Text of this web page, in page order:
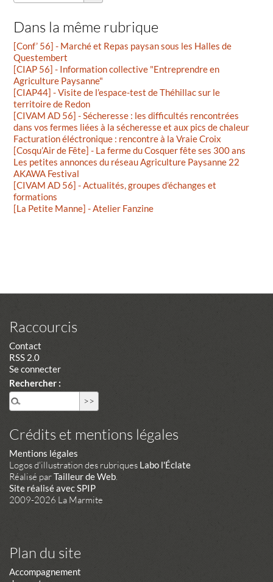
Dans la même rubrique
[Conf’ 56] - Marché et Repas paysan sous les Halles de
Questembert
[CIAP 56] - Information collective "Entreprendre en
Agriculture Paysanne"
[CIAP44] - Visite de l’espace-test de Théhillac sur le
territoire de Redon
[CIVAM AD 56] - Sécheresse : les difficultés rencontrées
dans vos fermes liées à la sécheresse et aux pics de chaleur
Facturation éléctronique : rencontre à la Vraie Croix
[Cosqu’Air de Fête] - La ferme du Cosquer fête ses 300 ans
Les petites annonces du réseau Agriculture Paysanne 22
AKAWA Festival
[CIVAM AD 56] - Actualités, groupes d’échanges et
formations
[La Petite Manne] - Atelier Fanzine
Raccourcis
Contact
RSS 2.0
Se connecter
Rechercher :
Crédits et mentions légales
Mentions légales
Logos d'illustration des rubriques Labo l'Éclate
Réalisé parTailleur de Web.
Site réalisé avec SPIP
2009-2026 La Marmite
Plan du site
Accompagnement